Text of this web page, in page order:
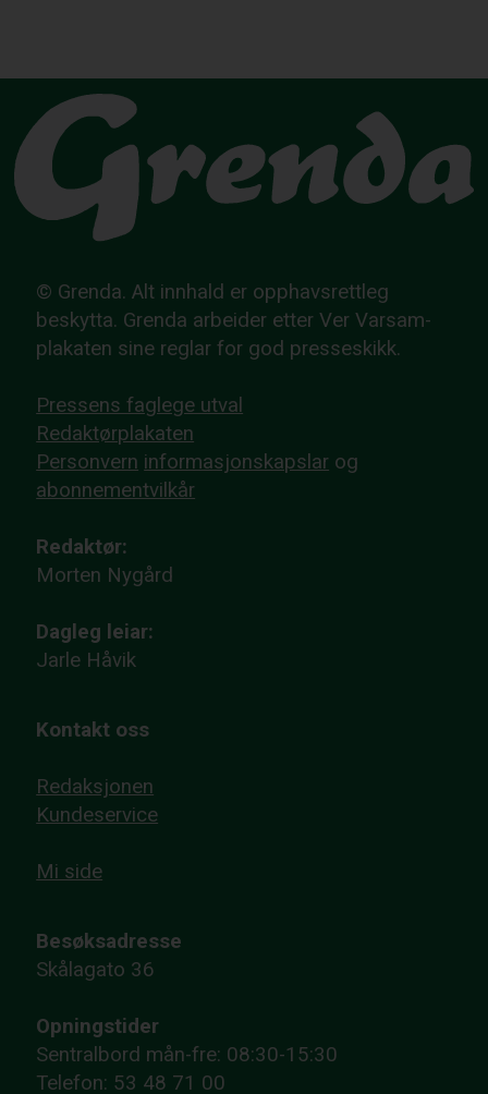
© Grenda. Alt innhald er opphavsrettleg
beskytta. Grenda arbeider etter Ver Varsam-
plakaten sine reglar for god presseskikk.
Pressens faglege utval
Redaktørplakaten
Personvern informasjonskapslar og
abonnementvilkår
Redaktør:
Morten Nygård
Dagleg leiar:
Jarle Håvik
Kontakt oss
Redaksjonen
Kundeservice
Mi side
Besøksadresse
Skålagato 36
Opningstider
Sentralbord mån-fre: 08:30-15:30
Telefon: 53 48 71 00